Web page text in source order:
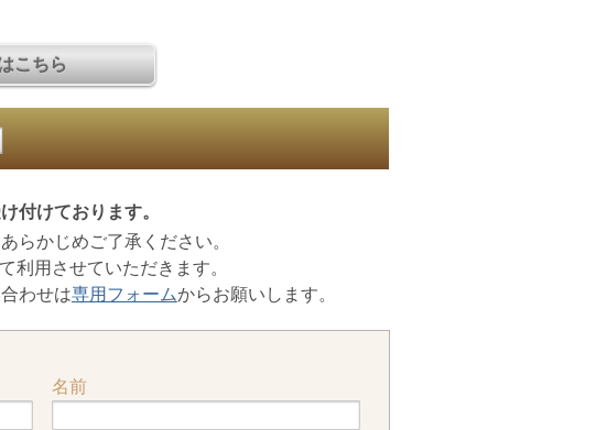
こちら
付けております。
らかじめご了承ください。
利用させていただきます。
わせは専用フォームからお願いします。
名前